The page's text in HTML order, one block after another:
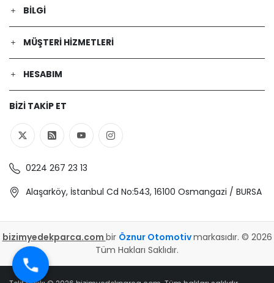
BILGI
MÜŞTERI HIZMETLERI
HESABIM
BIZI TAKIP ET
0224 267 23 13
Alaşarköy, İstanbul Cd No:543, 16100 Osmangazi / BURSA
bizimyedekparca.com bir Öznur Otomotivmarkasıdır. © 2026
Tüm Hakları Saklıdır.